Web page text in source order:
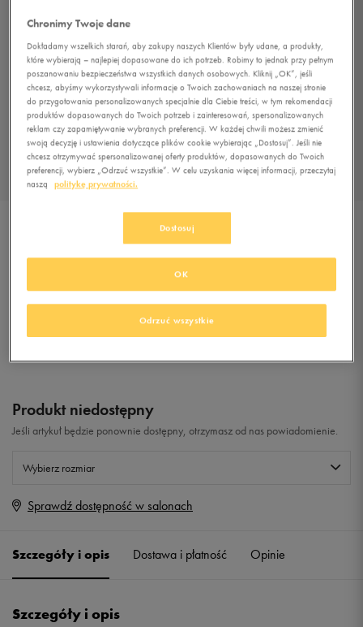
QUARTER BLACK
19,99złz Vat
+ 100 PKT WKLUBIE 50 STYLE
Produkt niedostępny
Jeśli artykuł będzie ponownie dostępny, otrzymasz od nas powiadomienie.
Wybierz rozmiar
Rozmiary EU
32-34
Sprawdź dostępność w salonach
Szczegóły i opis Dostawa i płatność Opinie
Szczegóły i opis
Chronimy Twoje dane
Dokładamy wszelkich starań, aby zakupy naszych Klientów były udane, a produkty,
które wybierają – najlepiej dopasowane do ich potrzeb. Robimy to jednak przy pełnym
poszanowaniu bezpieczeństwa wszystkich danych osobowych. Kliknij „OK”, jeśli
chcesz, abyśmy wykorzystywali informacje o Twoich zachowaniach na naszej stronie
do przygotowania personalizowanych specjalnie dla Ciebie treści, w tym rekomendacji
produktów dopasowanych do Twoich potrzeb i zainteresowań, spersonalizowanych
reklam czy zapamiętywanie wybranych preferencji. W każdej chwili możesz zmienić
swoją decyzję i ustawienia dotyczące plików cookie wybierając „Dostosuj”. Jeśli nie
chcesz otrzymywać spersonalizowanej oferty produktów, dopasowanych do Twoich
preferencji, wybierz „Odrzuć wszystkie”. W celu uzyskania więcej informacji, przeczytaj
naszą
politykę prywatności.
Dostosuj
Odrzuć wszystkie
OK